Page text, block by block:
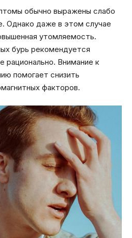
обычно выражены слабо
Однако даже в этом случае
утомляемость.
бурь рекомендуется
рационально. Внимание к
помогает снизить
факторов.